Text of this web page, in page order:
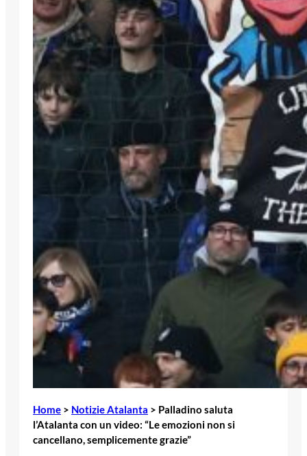
Home > Notizie Atalanta > Palladino saluta
l’Atalanta con un video: “Le emozioni non si
cancellano, semplicemente grazie”